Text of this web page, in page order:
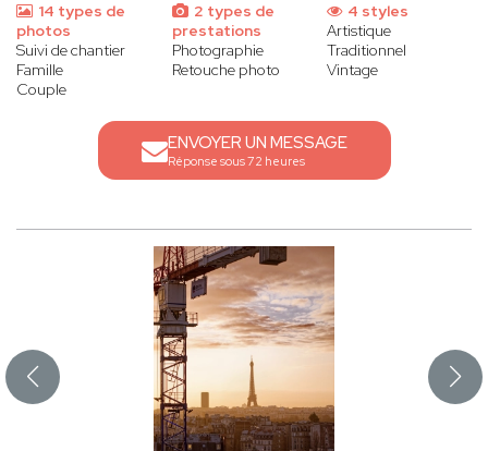
14 types de
photos
Suivi de chantier
Famille
Couple
2 types de
prestations
Photographie
Retouche photo
4 styles
Artistique
Traditionnel
Vintage
ENVOYER UN MESSAGE
Réponse sous 72 heures